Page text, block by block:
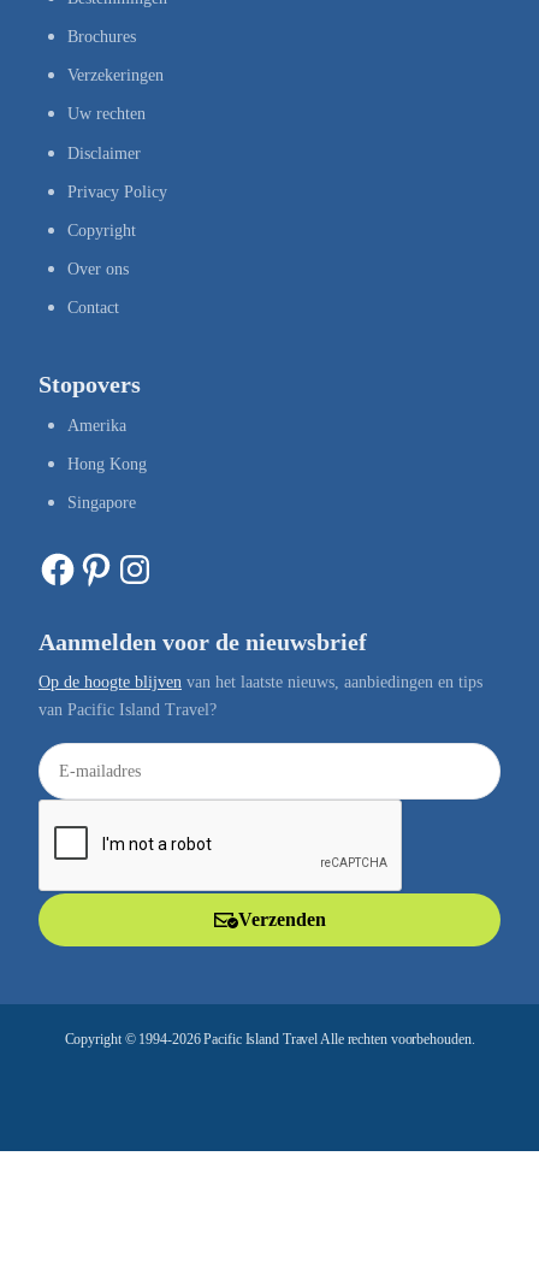
Brochures
Verzekeringen
Uw rechten
Disclaimer
Privacy Policy
Copyright
Over ons
Contact
Stopovers
Amerika
Hong Kong
Singapore
Facebook Pinterest Instagram
Aanmelden voor de nieuwsbrief
Op de hoogte blijven van het laatste nieuws, aanbiedingen en tips
van Pacific Island Travel?
E
-
a
Verzenden
Copyright © 1994-2026 Pacific Island Travel Alle rechten voorbehouden.